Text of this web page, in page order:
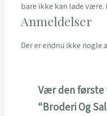
bare ikke kan lade
Anmeldelser
Der er endnu ikke nogle
Vær den
“Broderi Og